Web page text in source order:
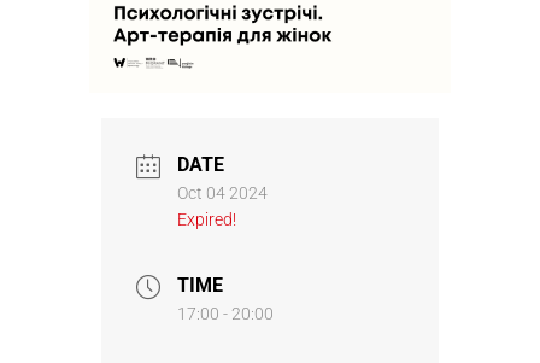
DATE
Oct 04 2024
Expired!
TIME
17:00 - 20:00